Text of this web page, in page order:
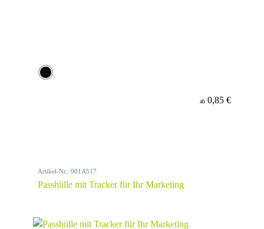
ab 0,85 €
Artikel-Nr.: 001A517
Passhülle mit Tracker für Ihr Marketing